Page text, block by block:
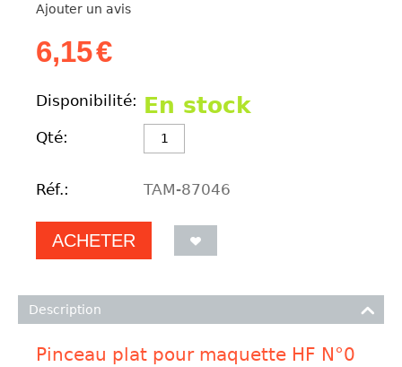
Ajouter un avis
6,15€
Disponibilité: En stock
Qté:
Réf.: TAM-87046
ACHETER
Description
Pinceau plat pour maquette HF N°0